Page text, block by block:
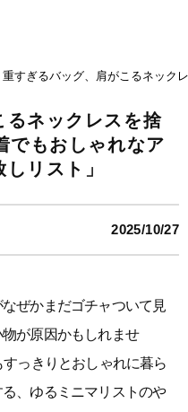
重すぎるバッグ、肩がこるネック
るネックレスを捨
でもおしゃれなア
リスト」
2025/10/27
ぜかまだゴチャついて見
が原因かもしれませ
っきりとおしゃれに暮ら
、ゆるミニマリストのや